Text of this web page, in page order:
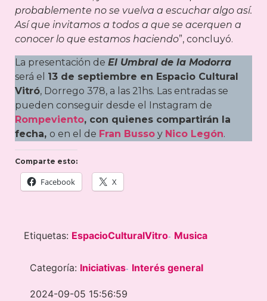
probablemente no se vuelva a escuchar algo así.
Así que invitamos a todos a que se acerquen a
conocer lo que estamos haciendo”, concluyó.
La presentación de El Umbral de la Modorra
será el 13 de septiembre en Espacio Cultural
Vitró, Dorrego 378, a las 21hs. Las entradas se
pueden conseguir desde el Instagram de
Rompeviento, con quienes compartirán la
fecha, o en el de Fran Busso y Nico Legón.
Comparte esto:
Facebook X
Etiquetas: EspacioCulturalVitro- Musica
Categoría: Iniciativas- Interés general
2024-09-05 15:56:59